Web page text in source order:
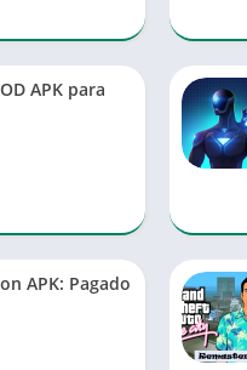
APK para
APK: Pagado